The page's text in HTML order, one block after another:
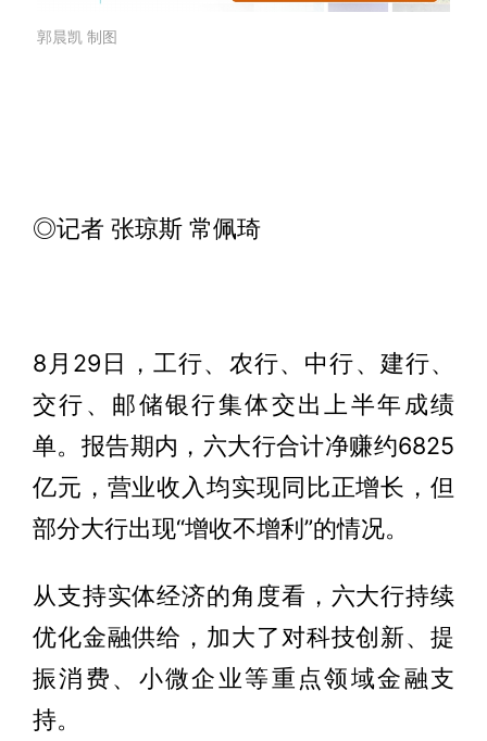
郭晨凯 制图
◎记者 张琼斯 常佩琦
8月29日，工行、农行、中行、建行、
交行、邮储银行集体交出上半年成绩
单。报告期内，六大行合计净赚约6825
亿元，营业收入均实现同比正增长，但
部分大行出现“增收不增利”的情况。
从支持实体经济的角度看，六大行持续
优化金融供给，加大了对科技创新、提
振消费、小微企业等重点领域金融支
持。